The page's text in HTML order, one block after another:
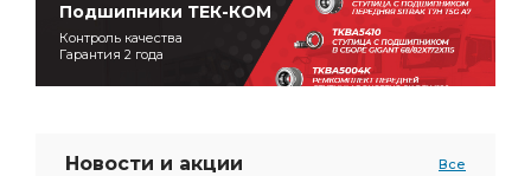
Подшипники ТЕК-КОМ
Контроль качества
Гарантия 2 года
Новости и акции Все